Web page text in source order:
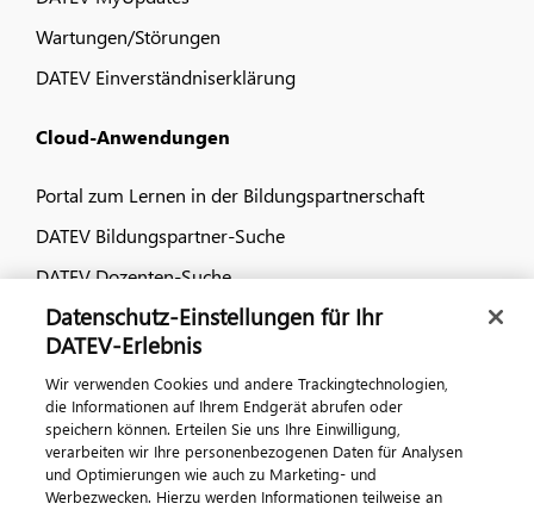
Wartungen/Störungen
DATEV Einverständniserklärung
Cloud-Anwendungen
Portal zum Lernen in der Bildungspartnerschaft
DATEV Bildungspartner-Suche
DATEV Dozenten-Suche
Dialog & Medien
Veranstaltungen
DATEV magazin
DATEV-Community
Datenschutz-Einstellungen für Ihr
DATEV-Erlebnis
Wir verwenden Cookies und andere Trackingtechnologien,
die Informationen auf Ihrem Endgerät abrufen oder
speichern können. Erteilen Sie uns Ihre Einwilligung,
verarbeiten wir Ihre personenbezogenen Daten für Analysen
und Optimierungen wie auch zu Marketing- und
Werbezwecken. Hierzu werden Informationen teilweise an